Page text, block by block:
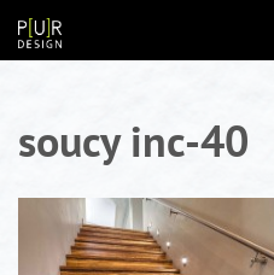
contenu
soucy inc-40